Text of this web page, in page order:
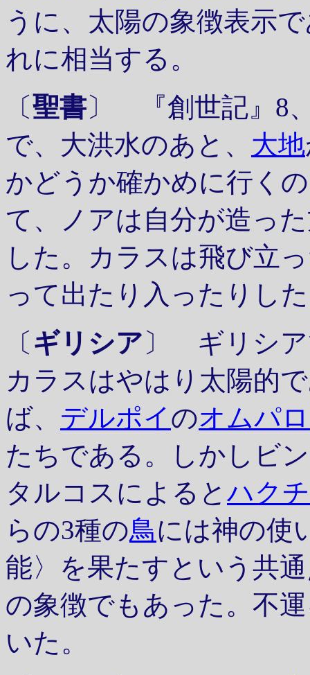
うに、太陽の象徴表示
れに相当する。
〔聖書〕 『創世記』8
で、大洪水のあと、 大地
かどうか確かめに行く
て、ノアは自分が造っ
した。カラスは飛び立
って出たり入ったりし
〔 ギリシア 〕 ギリシ
カラスはやはり太陽的
ば、 デルポイのオムパ
たちである。しかしビ
タルコスによるとハク
らの3種の鳥には神の使
能〉を果たすという共
の象徴でもあった。不
いた。